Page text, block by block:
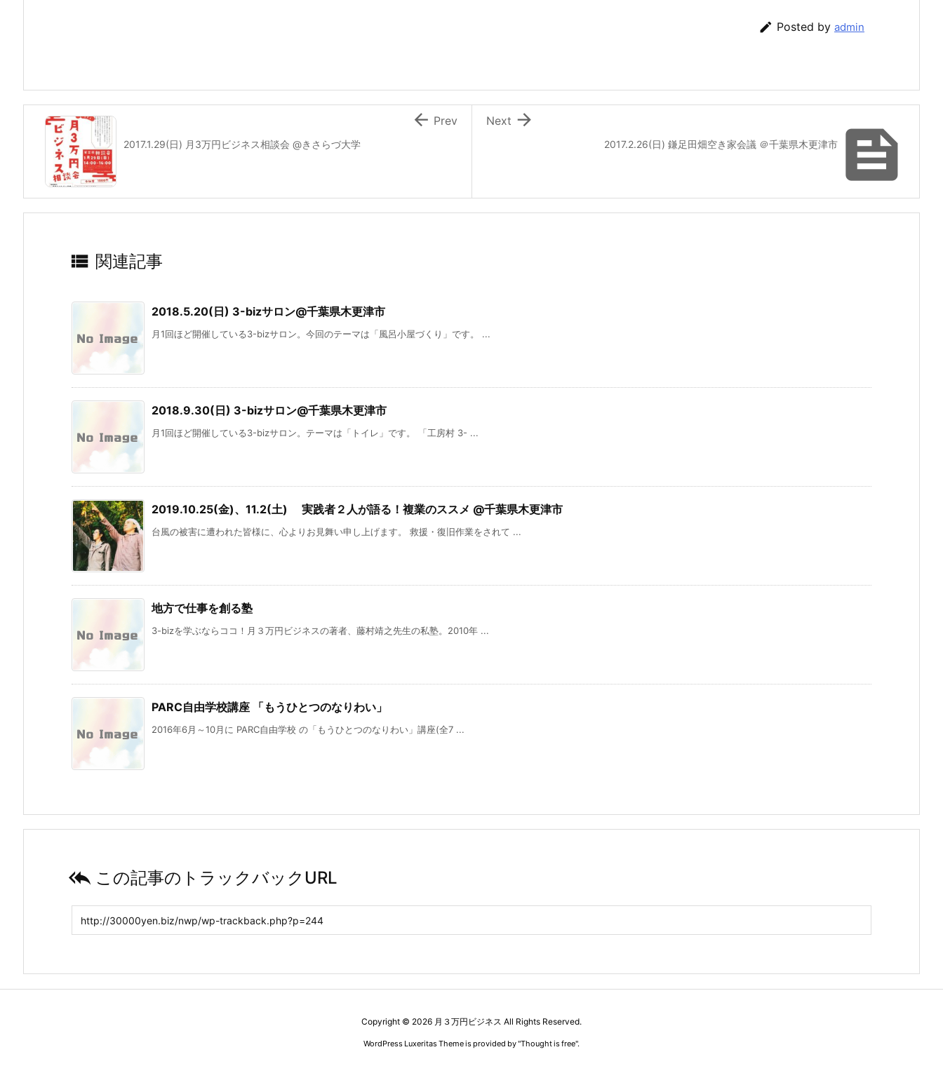
 Posted by admin

2017.2.26(日) 鎌足田畑空き家会議 ＠千葉県木更津市

Next
2017.1.29(日) 月3万円ビジネス相談会 @きさらづ大学
 Prev
 関連記事
2018.5.20(日) 3-bizサロン@千葉県木更津市
月1回ほど開催している3-bizサロン。今回のテーマは「風呂小屋づくり」です。 ...
2018.9.30(日) 3-bizサロン@千葉県木更津市
月1回ほど開催している3-bizサロン。テーマは「トイレ」です。 「工房村 3- ...
2019.10.25(金)、11.2(土) 実践者２人が語る！複業のススメ @千葉県木更津市
台風の被害に遭われた皆様に、心よりお見舞い申し上げます。 救援・復旧作業をされて ...
地方で仕事を創る塾
3-bizを学ぶならココ！月３万円ビジネスの著者、藤村靖之先生の私塾。2010年 ...
PARC自由学校講座 「もうひとつのなりわい」
2016年6月～10月に PARC自由学校 の「もうひとつのなりわい」講座(全7 ...
 この記事のトラックバックURL
Copyright © 2026 月３万円ビジネス All Rights Reserved.
WordPress Luxeritas Theme is provided by "Thought is free".